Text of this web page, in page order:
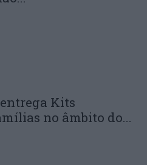
Kits
no âmbito do...